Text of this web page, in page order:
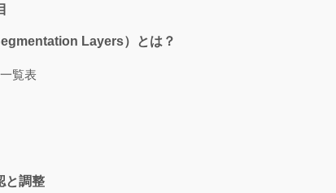
Layers）とは？
覧表
と調整